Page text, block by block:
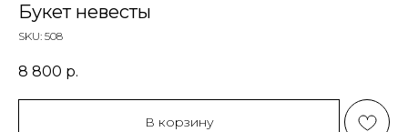
Букет невесты
SKU: 508
8 800 р.
В корзину